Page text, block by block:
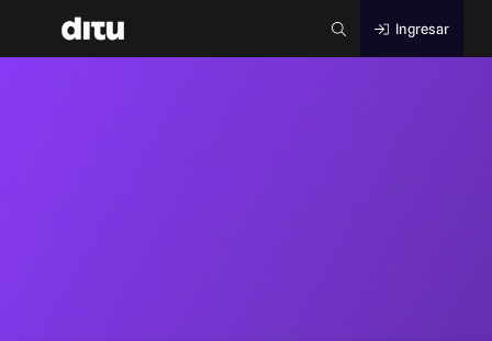
Ingresar